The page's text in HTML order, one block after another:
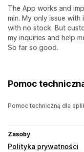
The App works and
min. My only issue
with no stock. But
my inquiries and help
So far so good.
Pomoc
Pomoc techniczną dla
Zasoby
Polityka prywatności